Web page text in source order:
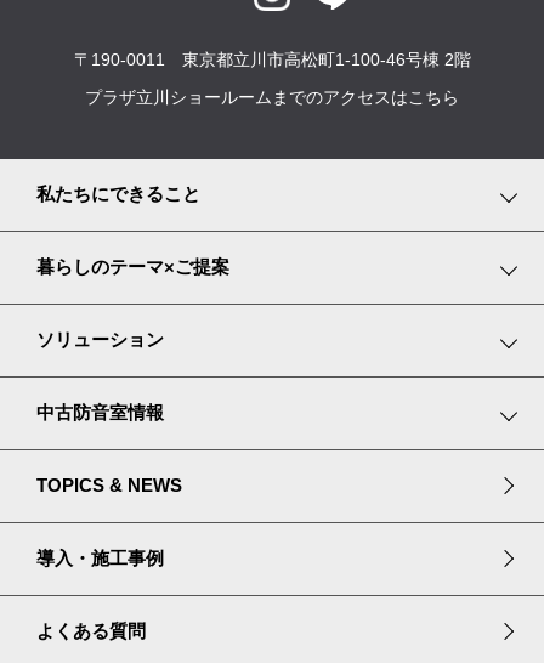
〒190-0011 東京都立川市高松町1-100-46号棟 2階
プラザ立川ショールームまでのアクセスはこちら
私たちにできること
事業紹介
サービス内容
プランニングストーリー
暮らしのテーマ×ご提案
趣味や遊びを楽しむ
家で仕事をする
大切なペットと暮らす
ソリューション
楽器・目的別ソリューション
防音・吸音プロダクト
リフォームソリューション
中古防音室情報
中古防音室ストックリスト
宮地楽器のセールスプライド
中古防音室購入ガイド
TOPICS & NEWS
導入・施工事例
よくある質問